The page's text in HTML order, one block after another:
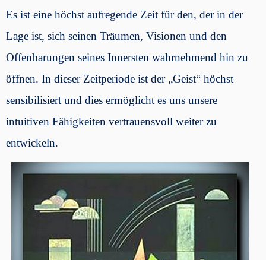
Es ist eine höchst aufregende Zeit für den, der in der
Lage ist, sich seinen Träumen, Visionen und den
Offenbarungen seines Innersten wahrnehmend hin zu
öffnen. In dieser Zeitperiode ist der „Geist“ höchst
sensibilisiert und dies ermöglicht es uns unsere
intuitiven Fähigkeiten vertrauensvoll weiter zu
entwickeln.